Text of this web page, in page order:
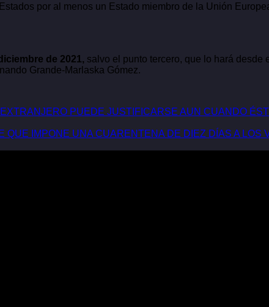
por al menos un Estado miembro de la Unión
de 2021, salvo el punto tercero, que lo hará desde
Grande-Marlaska Gómez.
PUEDE JUSTIFICARSE AUN CUANDO
IMPONE UNA CUARENTENA DE DIEZ DÍAS A